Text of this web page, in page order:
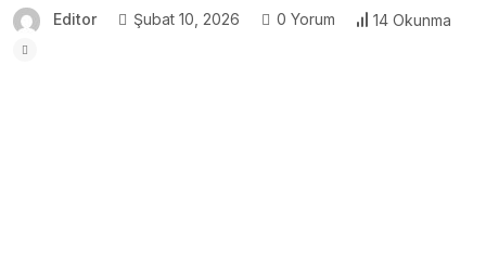
Editor Şubat 10, 2026 0 Yorum 14 Okunma